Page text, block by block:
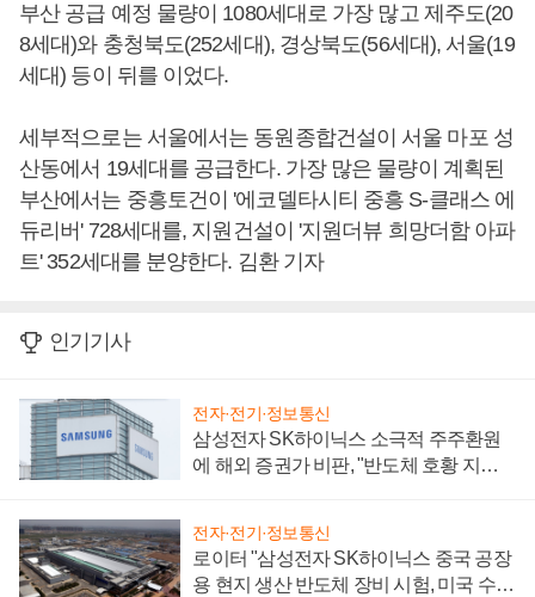
부산 공급 예정 물량이 1080세대로 가장 많고 제주도(20
8세대)와 충청북도(252세대), 경상북도(56세대), 서울(19
세대) 등이 뒤를 이었다.
세부적으로는 서울에서는 동원종합건설이 서울 마포 성
산동에서 19세대를 공급한다. 가장 많은 물량이 계획된
부산에서는 중흥토건이 '에코델타시티 중흥 S-클래스 에
듀리버' 728세대를, 지원건설이 '지원더뷰 희망더함 아파
트' 352세대를 분양한다. 김환 기자
인기기사
전자·전기·정보통신
삼성전자 SK하이닉스 소극적 주주환원
에 해외 증권가 비판, "반도체 호황 지속
전자·전기·정보통신
로이터 "삼성전자 SK하이닉스 중국 공장
용 현지 생산 반도체 장비 시험, 미국 수출